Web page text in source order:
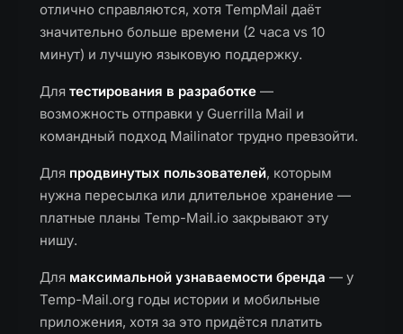
отлично справляются, хотя TempMail даёт
значительно больше времени (2 часа vs 10
минут) и лучшую языковую поддержку.
Для тестирования в разработке —
возможность отправки у Guerrilla Mail и
командный подход Mailinator трудно превзойти.
Для продвинутых пользователей, которым
нужна пересылка или длительное хранение —
платные планы Temp-Mail.io закрывают эту
нишу.
Для максимальной узнаваемости бренда — у
Temp-Mail.org годы истории и мобильные
приложения, хотя за это придётся платить